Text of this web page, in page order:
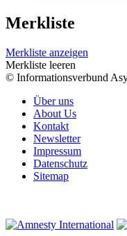
Merkliste
Merkliste anzeigen
Merkliste leeren
© Informationsverbund
Über uns
About Us
Kontakt
Newsletter
Impressum
Datenschutz
Sitemap